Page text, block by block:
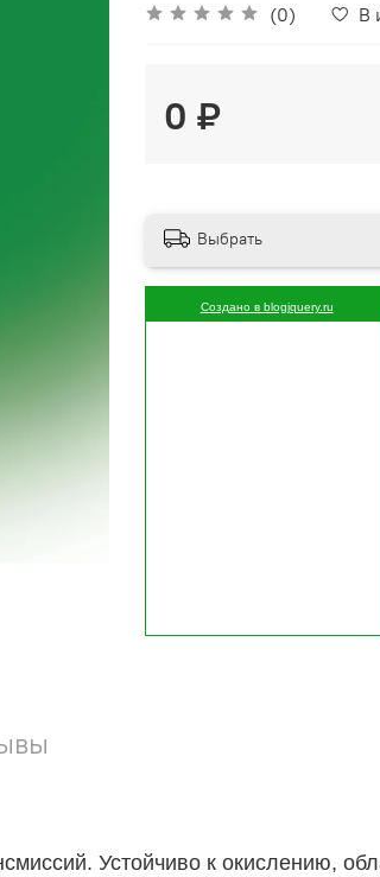
(0) В
0 ₽
Выбрать
Создано в blogjquery.ru
Устойчиво к окислению,